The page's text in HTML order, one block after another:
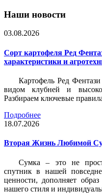
Наши новости
03.08.2026
Сорт картофеля Ред
характеристики и
Картофель Ред
видом клубней и
Разбираем ключевые
Подробнее
18.07.2026
Вторая Жизнь Любимой
Сумка – это не
спутник в нашей
ценности, дополняет
нашего стиля и